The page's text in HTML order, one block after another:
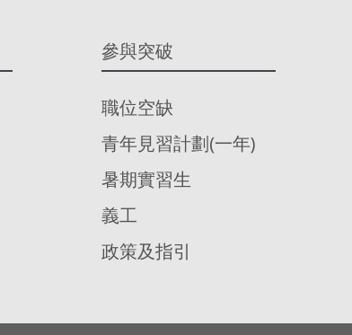
參與突破
職位空缺
青年見習計劃(一年)
暑期實習生
義工
政策及指引